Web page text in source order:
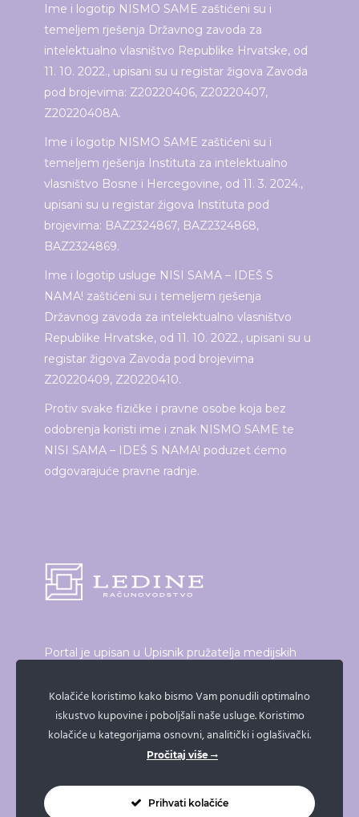
Ime i logotip NISMO SAME zaštićeni su i
temeljem rješenja Državnog zavoda za
intelektualno vlasništvo Republike Hrvatske, od
11. 10. 2022., upisani su u registar žigova Zavoda
pod brojevima: Z20220406, Z20220407,
Z20220408A.
Ime i logotip NISMO SAME zaštićeni su i
temeljem rješenja Instituta za intelektualno
vlasništvo Bosne i Hercegovine, od 11. 3. 2024.,
upisani su u registar žigova Instituta pod
brojevima: BAZ2324867, BAZ2324868,
BAZ2324869.
Ime i logotip usluge NISI SAMA – IDEŠ S
NAMA! zaštićeni su i temeljem rješenja
Državnog zavoda za intelektualno vlasništvo
Republike Hrvatske, od 11. 10. 2022., upisani su u
registar žigova Zavoda pod brojevima
Z20220409, Z20220410.
Protiv svake fizičke i pravne osobe koja bez
odobrenja koristi ime i znak NISMO SAME te
NISI SAMA – IDEŠ S NAMA! poduzet ćemo
odgovarajuće pravne radnje.
Portal je upisan u Upisnik pružatelja medijskih
proizvođača audiovizualnog i radijskog programa
koji vodi Vijeće za elektroničke medije.
Broj upisa: 21/19
Kolačiće koristimo kako bismo Vam ponudili optimalno
iskustvo kupovine i poboljšali naše usluge. Koristimo
kolačiće u kategorijama osnovni, analitički i oglašivački.
Pročitaj više
Prihvati kolačiće